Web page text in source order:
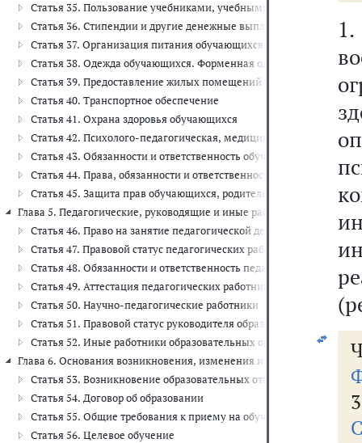
Статья 35. Пользование учебниками, учебными пособиями,
Статья 36. Стипендии и другие денежные выплаты
Статья 37. Организация питания обучающихся
Статья 38. Одежда обучающихся. Форменная одежда и иное
Статья 39. Предоставление жилых помещений в общежитиях
Статья 40. Транспортное обеспечение
Статья 41. Охрана здоровья обучающихся
Статья 42. Психолого-педагогическая, медицинская и
Статья 43. Обязанности и ответственность обучающихся
Статья 44. Права, обязанности и ответственность в сфере
Статья 45. Защита прав обучающихся, родителей (законных
Глава 5. Педагогические, руководящие и иные работники
Статья 46. Право на занятие педагогической деятельностью
Статья 47. Правовой статус педагогических работников. Права и
Статья 48. Обязанности и ответственность педагогических
Статья 49. Аттестация педагогических работников
Статья 50. Научно-педагогические работники
Статья 51. Правовой статус руководителя образовательной
Статья 52. Иные работники образовательных организаций
Глава 6. Основания возникновения, изменения и прекращения
Статья 53. Возникновение образовательных отношений
Статья 54. Договор об образовании
Статья 55. Общие требования к приему на обучение в
Статья 56. Целевое обучение